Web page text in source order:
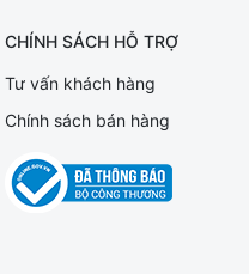
CHÍNH SÁCH HỖ TRỢ
Tư vấn khách hàng
Chính sách bán hàng